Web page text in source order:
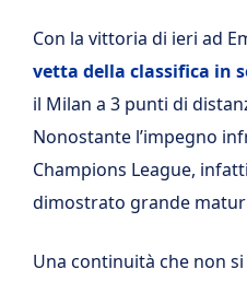
Con la vittoria di ieri ad
vetta della classifica in
il Milan a 3 punti di
Nonostante l’impegno
Champions League,
dimostrato grande
Una continuità che non